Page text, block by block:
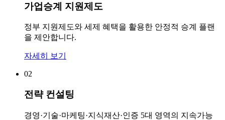
가업승계 지원제도
정부 지원제도와 세제 혜택을 활용한 안정적 승계 플랜
을 제안합니다.
자세히 보기
02
전략 컨설팅
경영·기술·마케팅·지식재산·인증 5대 영역의 지속가능